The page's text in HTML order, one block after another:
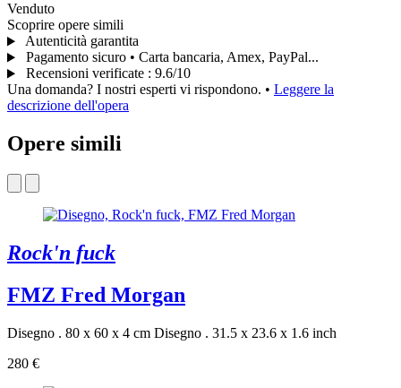
Venduto
Scoprire opere simili
Autenticità garantita
Pagamento sicuro • Carta bancaria, Amex, PayPal...
Recensioni verificate : 9.6/10
Una domanda? I nostri esperti vi rispondono. • Leggere la
descrizione dell'opera
Opere simili
Rock'n fuck
FMZ Fred Morgan
Disegno . 80 x 60 x 4 cm Disegno . 31.5 x 23.6 x 1.6 inch
280 €